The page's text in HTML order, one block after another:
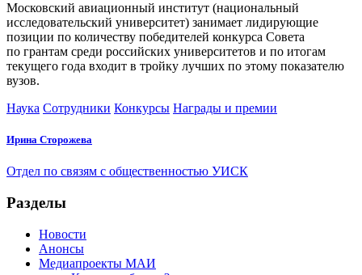
Московский авиационный институт (национальный
исследовательский университет) занимает лидирующие
позиции по количеству победителей конкурса Совета
по грантам среди российских университетов и по итогам
текущего года входит в тройку лучших по этому показателю
вузов.
Наука Сотрудники Конкурсы Награды и премии
Ирина Сторожева
Отдел по связям с общественностью УИСК
Разделы
Новости
Анонсы
Медиапроекты МАИ